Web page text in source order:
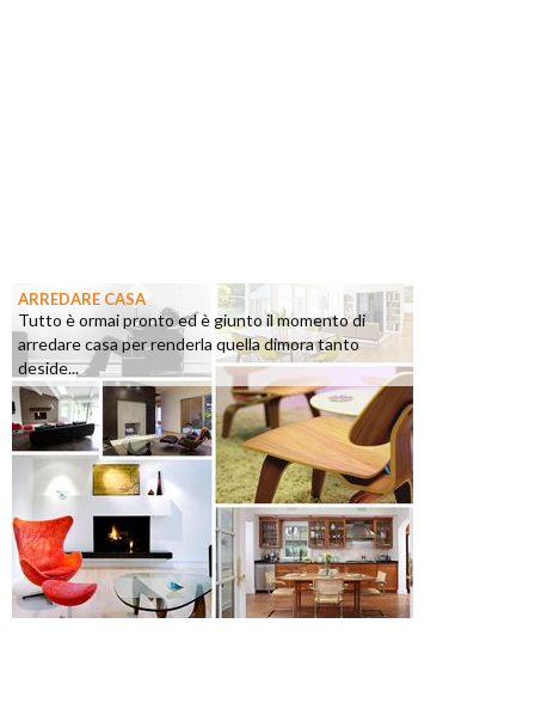
ARREDARE CASA
Tutto è ormai pronto ed è giunto il momento di
arredare casa per renderla quella dimora tanto
deside...